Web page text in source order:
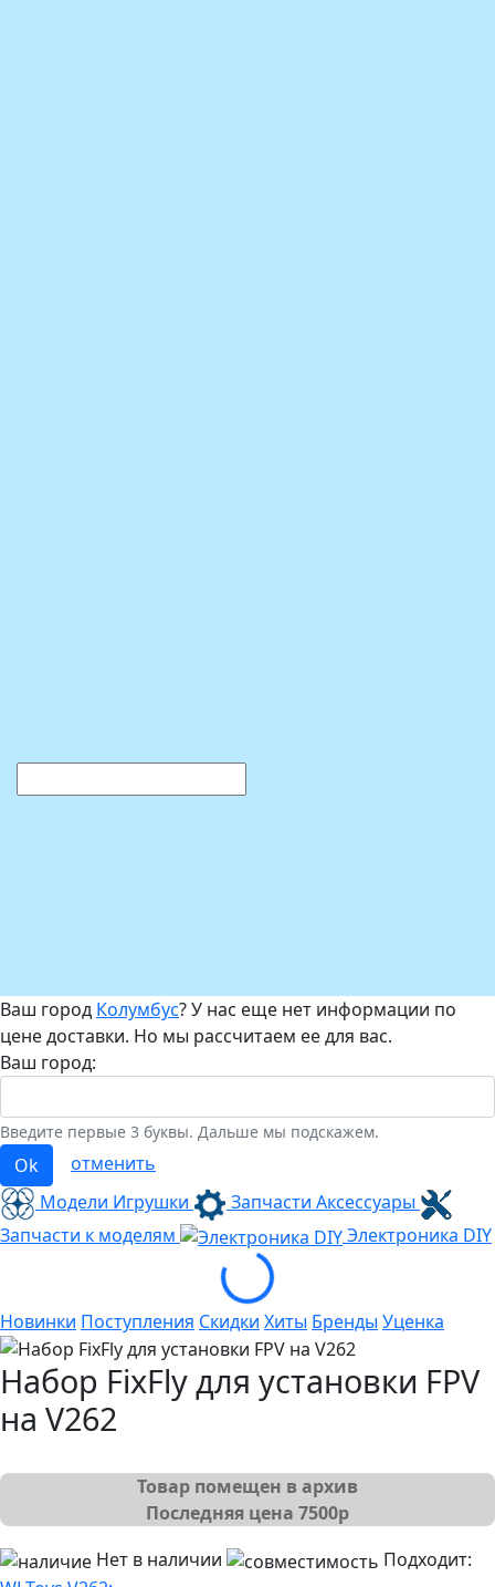
Ваш город Колумбус? У нас еще нет информации по
цене доставки. Но мы рассчитаем ее для вас.
Ваш город:
Введите первые 3 буквы. Дальше мы подскажем.
Ok
отменить
Модели Игрушки
Запчасти Аксессуары
Запчасти к моделям
Электроника DIY
Loading...
Новинки Поступления Скидки Хиты Бренды Уценка
Набор FixFly для установки FPV
на V262
Товар помещен в архив
Последняя цена 7500р
Нет в наличии
Подходит: